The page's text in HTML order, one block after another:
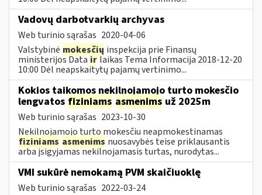
Vadovų darbotvarkių archyvas
Web turinio sąrašas 2020-04-06
Valstybinė mokesčių inspekcija prie Finansų
ministerijos Datairlaikas Tema Informacija 2018-12-20
10:00 Dėl neapskaitytų pajamų vertinimo...
Kokios taikomos nekilnojamojo turto mokesčio
lengvatos fiziniams asmenims už 2025m
Web turinio sąrašas 2023-10-30
Nekilnojamojo turto mokesčiu neapmokestinamas
fiziniams asmenims nuosavybės teise priklausantis
arba įsigyjamas nekilnojamasis turtas, nurodytas...
VMI sukūrė nemokamą PVM skaičiuoklę
Web turinio sąrašas 2022-03-24